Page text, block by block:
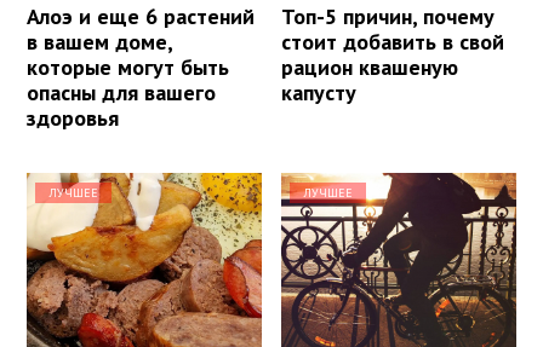
Алоэ и еще 6 растений
в вашем доме,
которые могут быть
опасны для вашего
здоровья
Топ-5 причин, почему
стоит добавить в свой
рацион квашеную
капусту
ЛУЧШЕЕ ЛУЧШЕЕ